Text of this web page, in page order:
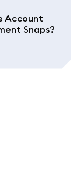
Account
Snaps?